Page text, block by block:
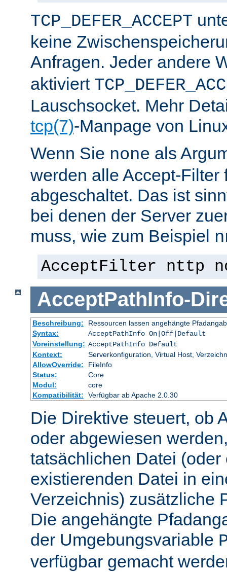
TCP_DEFER_ACCEPT
keine
Anfragen. Jeder andere
aktiviert
Lauschsocket. Mehr
tcp(7)-Manpage von
Wenn Sie none als
werden alle Accept-Filter
abgeschaltet. Das ist
bei denen der Server
muss, wie zum Beispiel
AcceptFilter nttp
AcceptPathInfo-
Beschreibung:
Ressourcen lassen angehängte
Syntax:
AcceptPathInfo On|Off|Default
Voreinstellung: AcceptPathInfo Default
Kontext:
Serverkonfiguration, Virtual Host,
AllowOverride:
FileInfo
Status:
Core
Modul:
core
Kompatibilität:
Verfügbar ab Apache 2.0.30
Die Direktive steuert, ob
oder abgewiesen
tatsächlichen Datei (oder
existierenden Datei in
Verzeichnis) zusätzliche
Die angehängte
der Umgebungsvariable
verfügbar gemacht